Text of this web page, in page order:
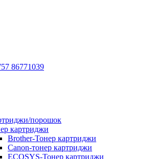
86771039
порошок
картриджи
Brother-Тонер картриджи
Canon-тонер картриджи
ECOSYS-Тонер картриджи